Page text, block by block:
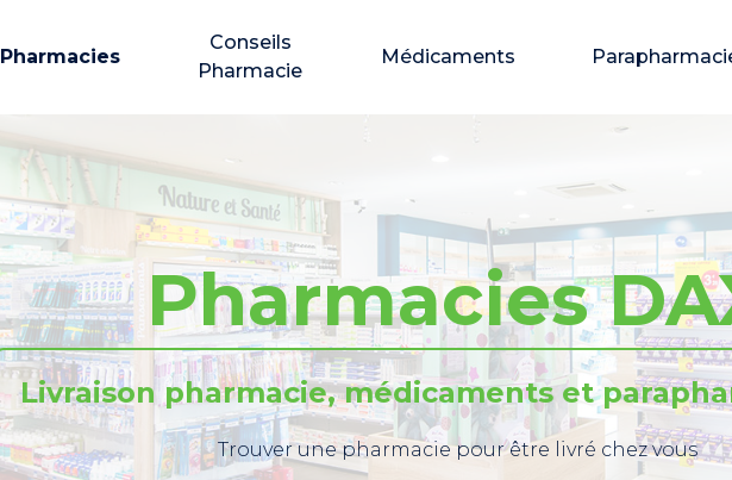
Pharmacies
Conseils
Pharmacie
Médicaments
Pharmacies
Livraison pharmacie, médicaments et
Trouver une pharmacie pour être livré chez vous